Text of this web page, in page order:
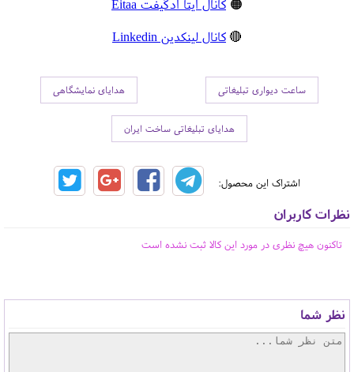
🟠 کانال ایتا ادگیفت Eitaa
🔴 کانال لینکدین Linkedin
ساعت دیواری تبلیغاتی هدایای نمایشگاهی
هدایای تبلیغاتی ساخت ایران
اشتراک این محصول:
نظرات کاربران
تاکنون هیچ نظری در مورد این کالا ثبت نشده است
نظر شما